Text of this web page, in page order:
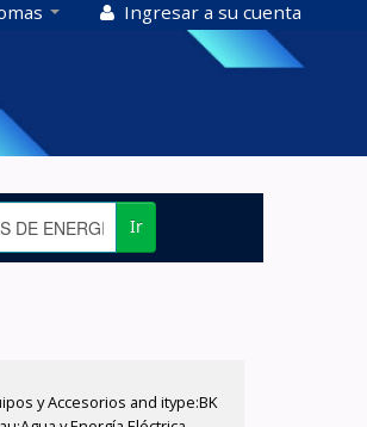
Ingresar a su cuenta
Ir
y Accesorios and itype:BK